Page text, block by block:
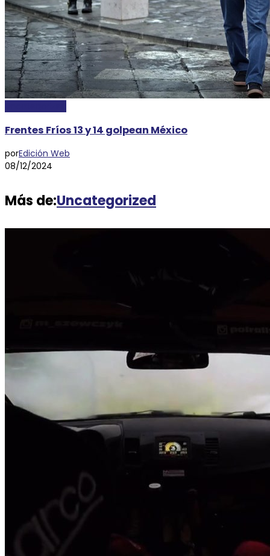
Frentes Fríos 13 y 14 golpean México
porEdición Web
08/12/2024
Más de:Uncategorized